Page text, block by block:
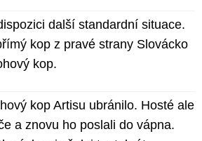
další standardní situace.
kop z pravé strany Slovácko
kop.
kop Artisu ubránilo. Hosté ale
a znovu ho poslali do vápna.